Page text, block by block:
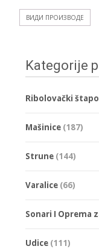
ВИДИ ПРОИЗВОДЕ
Kategorije
Ribolovački
Mašinice (187)
Strune (144)
Varalice (66)
Sonari I Oprema
Udice (111)